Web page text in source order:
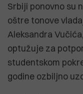
Srbiji ponovno su
oštre tonove
Aleksandra
optužuje za
studentskom
godine ozbiljno